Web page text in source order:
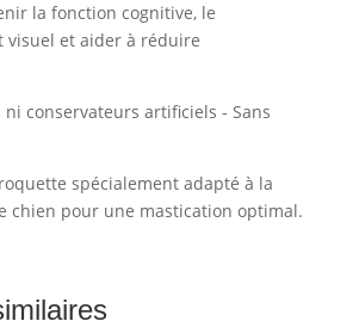
la fonction cognitive, le
visuel et aider à réduire
ni conservateurs artificiels - Sans
spécialement adapté à la
chien pour une mastication optimal.